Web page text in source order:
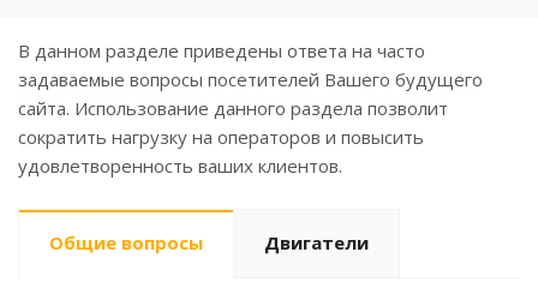
В данном разделе приведены ответа на часто
задаваемые вопросы посетителей Вашего будущего
сайта. Использование данного раздела позволит
сократить нагрузку на операторов и повысить
удовлетворенность ваших клиентов.
Общие вопросы Двигатели